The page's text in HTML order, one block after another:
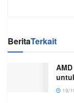
BeritaTerkait
19/